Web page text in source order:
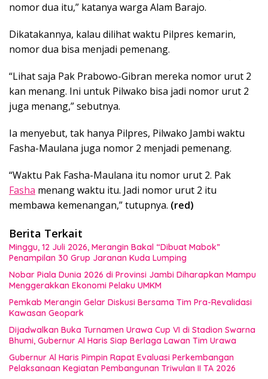
nomor dua itu,” katanya warga Alam Barajo.
Dikatakannya, kalau dilihat waktu Pilpres kemarin,
nomor dua bisa menjadi pemenang.
“Lihat saja Pak Prabowo-Gibran mereka nomor urut 2
kan menang. Ini untuk Pilwako bisa jadi nomor urut 2
juga menang,” sebutnya.
Ia menyebut, tak hanya Pilpres, Pilwako Jambi waktu
Fasha-Maulana juga nomor 2 menjadi pemenang.
“Waktu Pak Fasha-Maulana itu nomor urut 2. Pak
Fasha menang waktu itu. Jadi nomor urut 2 itu
membawa kemenangan,” tutupnya. (red)
Berita Terkait
Minggu, 12 Juli 2026, Merangin Bakal “Dibuat Mabok”
Penampilan 30 Grup Jaranan Kuda Lumping
Nobar Piala Dunia 2026 di Provinsi Jambi Diharapkan Mampu
Menggerakkan Ekonomi Pelaku UMKM
Pemkab Merangin Gelar Diskusi Bersama Tim Pra-Revalidasi
Kawasan Geopark
Dijadwalkan Buka Turnamen Urawa Cup VI di Stadion Swarna
Bhumi, Gubernur Al Haris Siap Berlaga Lawan Tim Urawa
Gubernur Al Haris Pimpin Rapat Evaluasi Perkembangan
Pelaksanaan Kegiatan Pembangunan Triwulan II TA 2026